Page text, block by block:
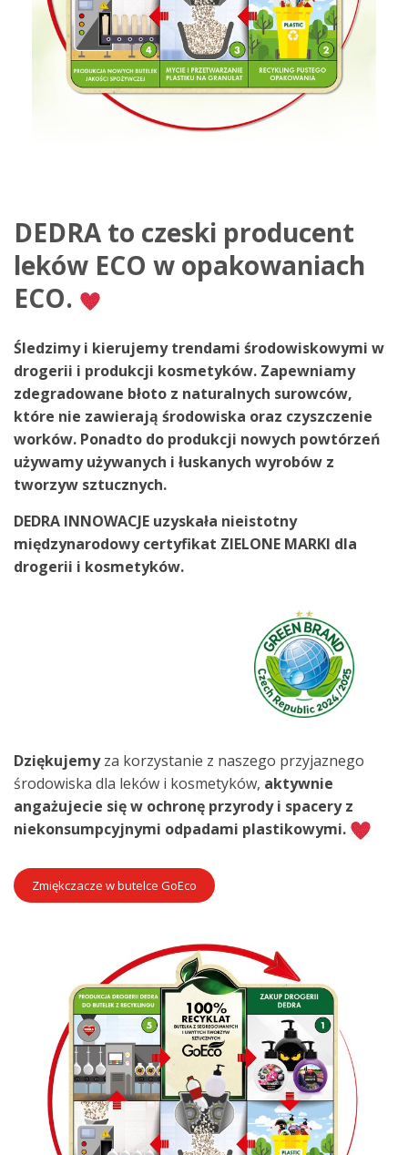
DEDRA to czeski producent
leków ECO w opakowaniach
ECO.
Śledzimy i kierujemy trendami środowiskowymi w
drogerii i produkcji kosmetyków. Zapewniamy
zdegradowane błoto z naturalnych surowców,
które nie zawierają środowiska oraz czyszczenie
worków. Ponadto do produkcji nowych powtórzeń
używamy używanych i łuskanych wyrobów z
tworzyw sztucznych.
DEDRA INNOWACJE uzyskała nieistotny
międzynarodowy certyfikat ZIELONE MARKI dla
drogerii i kosmetyków.
Dziękujemyza korzystanie z naszego przyjaznego
środowiska dla leków i kosmetyków, aktywnie
angażujecie sięw ochronę przyrody i spacery z
niekonsumpcyjnymi odpadami plastikowymi.
Zmiękczacze w butelce GoEco